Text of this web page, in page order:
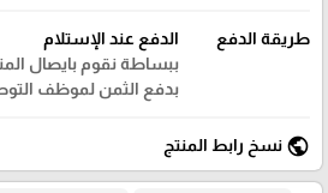
طريقة الدفع
الدفع عند الإستلام
ببساطة نقوم بايصال
بدفع الثمن لموظف
public نسخ رابط المنتج